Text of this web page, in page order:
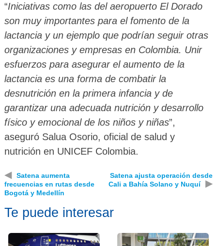
“Iniciativas como las del aeropuerto El Dorado
son muy importantes para el fomento de la
lactancia y un ejemplo que podrían seguir otras
organizaciones y empresas en Colombia. Unir
esfuerzos para asegurar el aumento de la
lactancia es una forma de combatir la
desnutrición en la primera infancia y de
garantizar una adecuada nutrición y desarrollo
físico y emocional de los niños y niñas”,
aseguró Salua Osorio, oficial de salud y
nutrición en UNICEF Colombia.
◀
Satena aumenta
frecuencias en rutas desde
Bogotá y Medellín
Satena ajusta operación desde
Cali a Bahía Solano y Nuquí
▶
Te puede interesar